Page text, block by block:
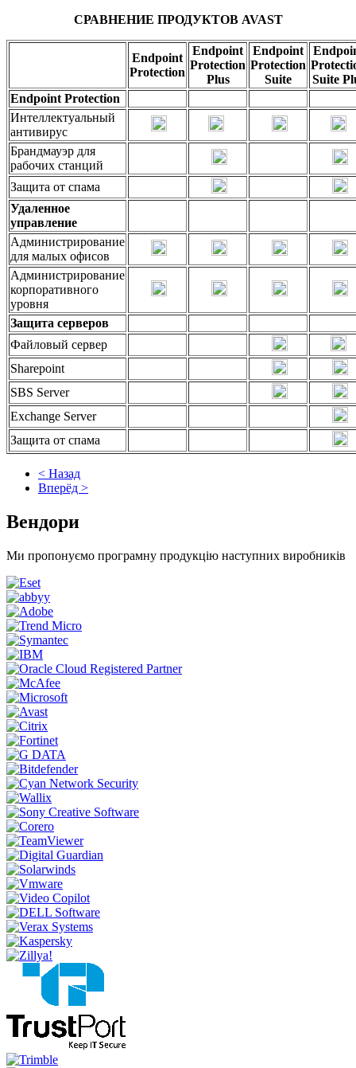
СРАВНЕНИЕ ПРОДУКТОВ AVAST
Endpoint
Protection
Endpoint
Protection
Plus
Endpoint
Protection
Suite
Suite
Endpoint Protection
Интеллектуальный
антивирус
Брандмауэр для
рабочих станций
Защита от спама
Удаленное
управление
Администрирование
для малых офисов
Администрирование
корпоративного
уровня
Защита серверов
Файловый сервер
Sharepoint
SBS Server
Exchange Server
Защита от спама
< Назад
Вперёд >
Вендори
Ми пропонуємо програмну продукцію наступних виробників